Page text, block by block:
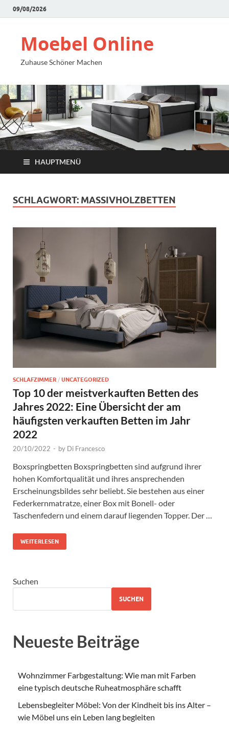
09/08/2026
Moebel Online
Zuhause Schöner Machen
HAUPTMENÜ
SCHLAGWORT: MASSIVHOLZBETTEN
SCHLAFZIMMER / UNCATEGORIZED
Top 10 der meistverkauften Betten des
Jahres 2022: Eine Übersicht der am
häufigsten verkauften Betten im Jahr
2022
20/10/2022 - by Di Francesco
Boxspringbetten Boxspringbetten sind aufgrund ihrer
hohen Komfortqualität und ihres ansprechenden
Erscheinungsbildes sehr beliebt. Sie bestehen aus einer
Federkernmatratze, einer Box mit Bonell- oder
Taschenfedern und einem darauf liegenden Topper. Der …
WEITERLESEN
Suchen
SUCHEN
Neueste Beiträge
Wohnzimmer Farbgestaltung: Wie man mit Farben
eine typisch deutsche Ruheatmosphäre schafft
Lebensbegleiter Möbel: Von der Kindheit bis ins Alter –
wie Möbel uns ein Leben lang begleiten